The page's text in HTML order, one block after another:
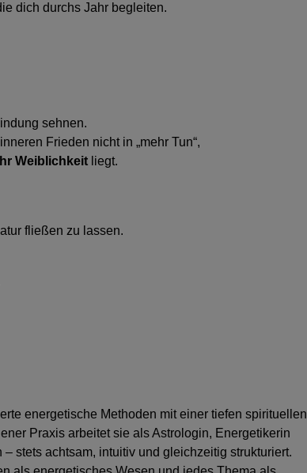
dich durchs Jahr begleiten.
sehnen.
Frieden nicht in „mehr Tun“,
Weiblichkeit liegt.
fließen zu lassen.
energetische Methoden mit einer tiefen spirituellen
Praxis arbeitet sie als Astrologin, Energetikerin
stets achtsam, intuitiv und gleichzeitig strukturiert.